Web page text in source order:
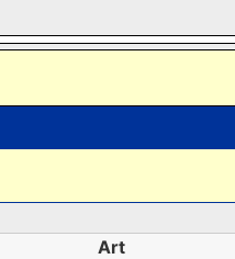
Art